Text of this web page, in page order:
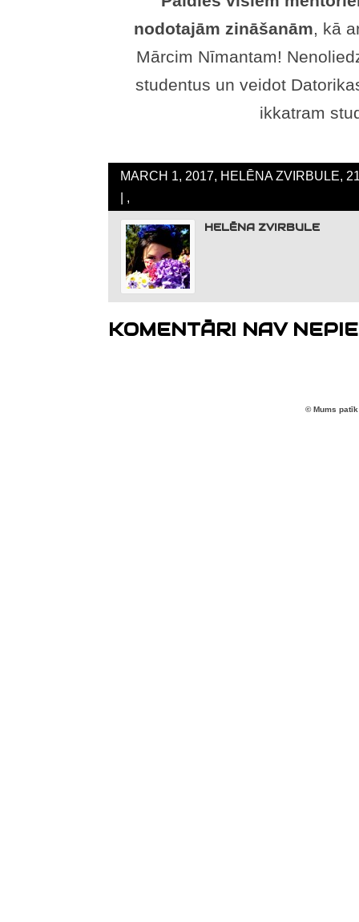
nodotajām zināšanām , kā
Mārcim Nīmantam!
studentus un veidot
ikkatram
MARCH 1, 2017, HELĒNA ZVIRBULE,
| ,
HELĒNA ZVIRBULE
KOMENTĀRI NAV
© Mums